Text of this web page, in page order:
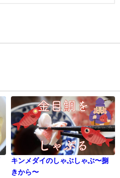
キンメダイのしゃぶしゃぶ〜捌
きから〜